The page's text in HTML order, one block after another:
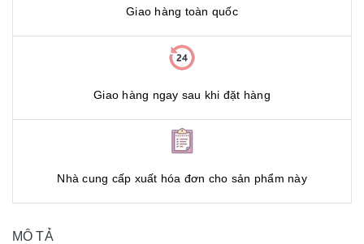
Giao hàng toàn quốc
Giao hàng ngay sau khi đặt hàng
Nhà cung cấp xuất hóa đơn cho sản phẩm này
MÔ TẢ